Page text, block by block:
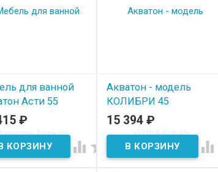
для ванной
Асти 55
₽
 
Акватон - модель
КОЛИБРИ 45
В наличии
15 394₽
